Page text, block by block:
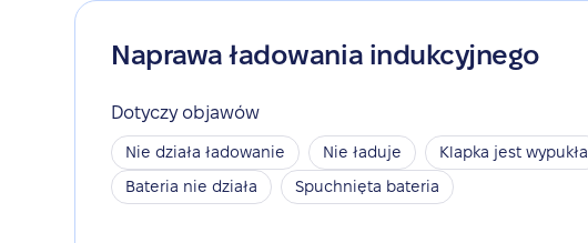
Naprawa ładowania indukcyjnego
Dotyczy objawów
Nie działa ładowanie Nie ładuje
Klapka jest wypukła
Bateria nie działa
Spuchnięta bateria